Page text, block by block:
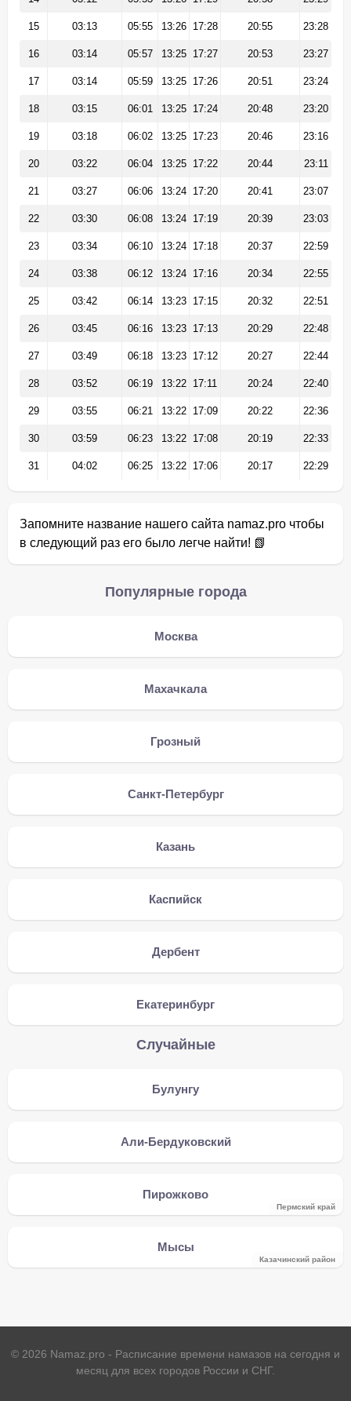
15 03:13 05:55 13:26 17:28 20:55 23:28
16 03:14 05:57 13:25 17:27 20:53 23:27
17 03:14 05:59 13:25 17:26 20:51 23:24
18 03:15 06:01 13:25 17:24 20:48 23:20
19 03:18 06:02 13:25 17:23 20:46 23:16
20 03:22 06:04 13:25 17:22 20:44 23:11
21 03:27 06:06 13:24 17:20 20:41 23:07
22 03:30 06:08 13:24 17:19 20:39 23:03
23 03:34 06:10 13:24 17:18 20:37 22:59
24 03:38 06:12 13:24 17:16 20:34 22:55
25 03:42 06:14 13:23 17:15 20:32 22:51
26 03:45 06:16 13:23 17:13 20:29 22:48
27 03:49 06:18 13:23 17:12 20:27 22:44
28 03:52 06:19 13:22 17:11 20:24 22:40
29 03:55 06:21 13:22 17:09 20:22 22:36
30 03:59 06:23 13:22 17:08 20:19 22:33
31 04:02 06:25 13:22 17:06 20:17 22:29
Запомните название нашего сайта namaz.pro чтобы
в следующий раз его было легче найти! 📗
Популярные города
Москва
Махачкала
Грозный
Санкт-Петербург
Казань
Каспийск
Дербент
Екатеринбург
Случайные
Булунгу
Али-Бердуковский
Пирожково
Пермский край
Мысы
Казачинский район
© 2026 Namaz.pro - Расписание времени намазов на сегодня и
месяц для всех городов России и СНГ.